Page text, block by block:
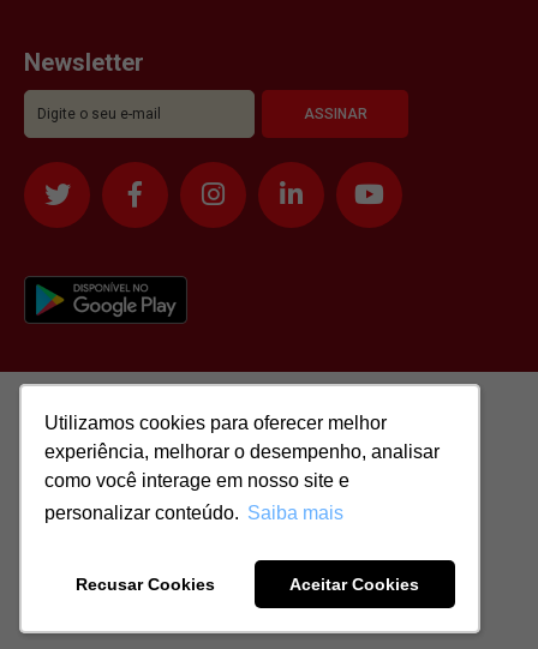
Utilizamos cookies para oferecer melhor
experiência, melhorar o desempenho, analisar
como você interage em nosso site e
personalizar conteúdo. Saiba mais
Recusar Cookies Aceitar Cookies
Utilizamos cookies para oferecer melhor
experiência, melhorar o desempenho, analisar
como você interage em nosso site e
personalizar conteúdo. Saiba mais
Recusar Cookies Aceitar Cookies
Newsletter
51.417.293/0001-48 | CRECI: J-04970/1